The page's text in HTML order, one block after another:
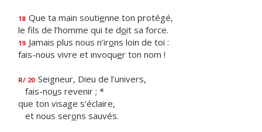
18 Que ta main soutienne ton protégé,
le fils de l’homme qui te doit sa force.
19 Jamais plus nous n’irons loin de toi :
fais-nous vivre et invoquer ton nom !
R/ 20 Seigneur, Dieu de l’univers,
fais-nous revenir ; *
que ton visage s’éclaire,
et nous serons sauvés.